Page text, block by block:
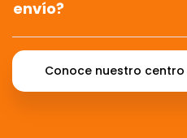
envío?
Conoce nuestro